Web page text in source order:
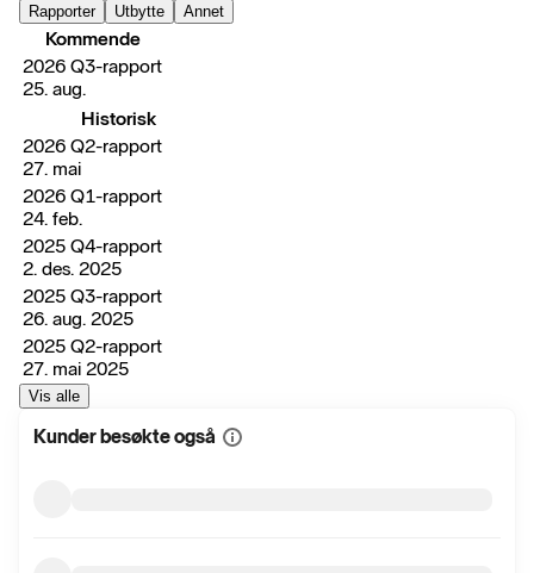
Rapporter Utbytte Annet
Kommende
2026 Q3-rapport
25. aug.
Historisk
2026 Q2-rapport
27. mai
2026 Q1-rapport
24. feb.
2025 Q4-rapport
2. des. 2025
2025 Q3-rapport
26. aug. 2025
2025 Q2-rapport
27. mai 2025
Vis alle
Kunder besøkte også Vis